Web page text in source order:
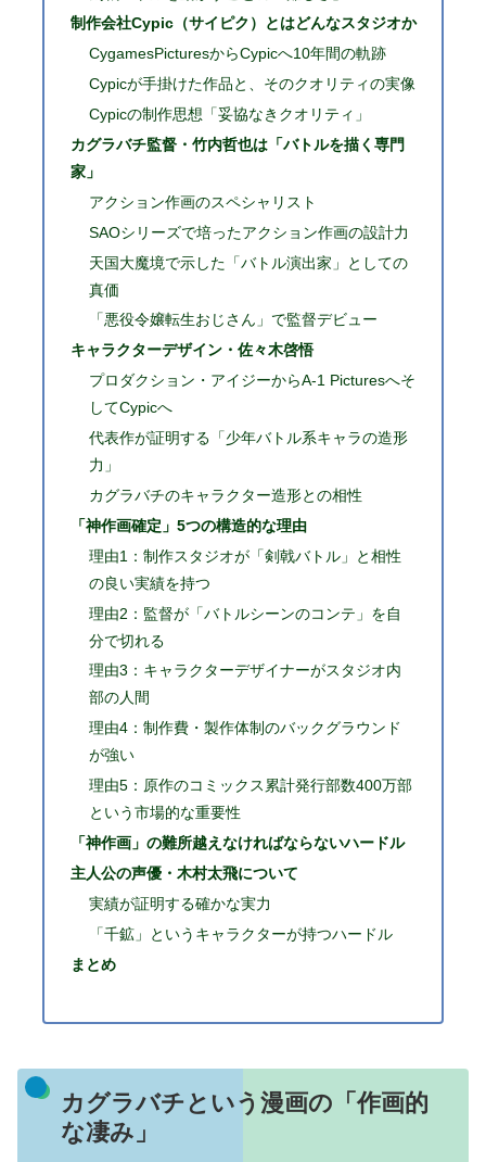
制作会社Cypic（サイピク）とはどんなスタジオか
CygamesPicturesからCypicへ10年間の軌跡
Cypicが手掛けた作品と、そのクオリティの実像
Cypicの制作思想「妥協なきクオリティ」
カグラバチ監督・竹内哲也は「バトルを描く専門
家」
アクション作画のスペシャリスト
SAOシリーズで培ったアクション作画の設計力
天国大魔境で示した「バトル演出家」としての
真価
「悪役令嬢転生おじさん」で監督デビュー
キャラクターデザイン・佐々木啓悟
プロダクション・アイジーからA-1 Picturesへそ
してCypicへ
代表作が証明する「少年バトル系キャラの造形
力」
カグラバチのキャラクター造形との相性
「神作画確定」5つの構造的な理由
理由1：制作スタジオが「剣戟バトル」と相性
の良い実績を持つ
理由2：監督が「バトルシーンのコンテ」を自
分で切れる
理由3：キャラクターデザイナーがスタジオ内
部の人間
理由4：制作費・製作体制のバックグラウンド
が強い
理由5：原作のコミックス累計発行部数400万部
という市場的な重要性
「神作画」の難所越えなければならないハードル
主人公の声優・木村太飛について
実績が証明する確かな実力
「千鉱」というキャラクターが持つハードル
まとめ
カグラバチという漫画の「作画的
な凄み」